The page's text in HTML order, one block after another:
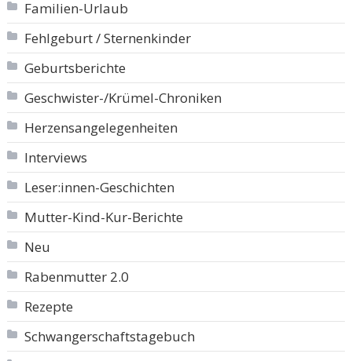
Familien-Urlaub
Fehlgeburt / Sternenkinder
Geburtsberichte
Geschwister-/Krümel-Chroniken
Herzensangelegenheiten
Interviews
Leser:innen-Geschichten
Mutter-Kind-Kur-Berichte
Neu
Rabenmutter 2.0
Rezepte
Schwangerschaftstagebuch